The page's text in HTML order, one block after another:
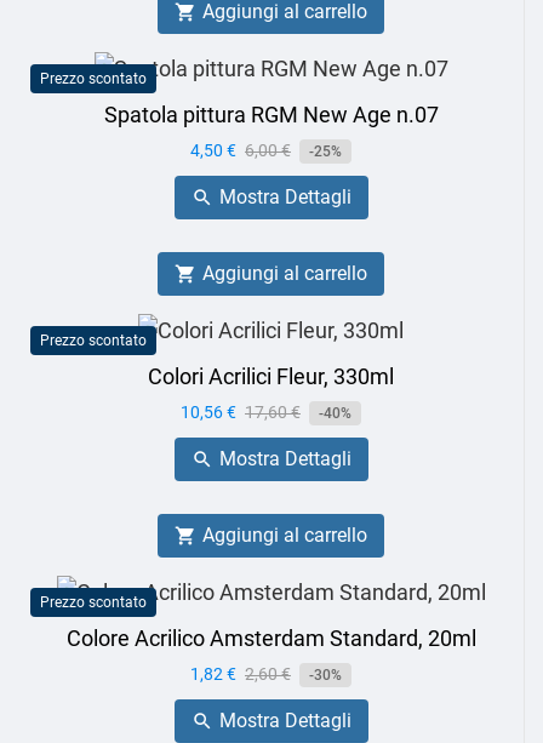
 Aggiungi al carrello
Prezzo scontato
Spatola pittura RGM New Age n.07
Prezzo
4,50 € Prezzo
base
6,00 € -25%
 Mostra Dettagli
 Aggiungi al carrello
Prezzo scontato
Colori Acrilici Fleur, 330ml
Prezzo
10,56 € Prezzo
base
17,60 € -40%
 Mostra Dettagli
 Aggiungi al carrello
Prezzo scontato
Colore Acrilico Amsterdam Standard, 20ml
Prezzo
1,82 € Prezzo
base
2,60 € -30%
 Mostra Dettagli